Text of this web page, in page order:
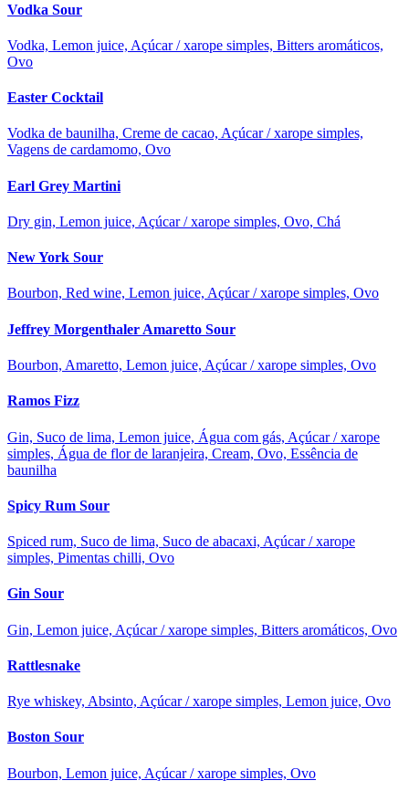
Vodka Sour
Vodka, Lemon juice, Açúcar / xarope simples, Bitters aromáticos,
Ovo
Easter Cocktail
Vodka de baunilha, Creme de cacao, Açúcar / xarope simples,
Vagens de cardamomo, Ovo
Earl Grey Martini
Dry gin, Lemon juice, Açúcar / xarope simples, Ovo, Chá
New York Sour
Bourbon, Red wine, Lemon juice, Açúcar / xarope simples, Ovo
Jeffrey Morgenthaler Amaretto Sour
Bourbon, Amaretto, Lemon juice, Açúcar / xarope simples, Ovo
Ramos Fizz
Gin, Suco de lima, Lemon juice, Água com gás, Açúcar / xarope
simples, Água de flor de laranjeira, Cream, Ovo, Essência de
baunilha
Spicy Rum Sour
Spiced rum, Suco de lima, Suco de abacaxi, Açúcar / xarope
simples, Pimentas chilli, Ovo
Gin Sour
Gin, Lemon juice, Açúcar / xarope simples, Bitters aromáticos, Ovo
Rattlesnake
Rye whiskey, Absinto, Açúcar / xarope simples, Lemon juice, Ovo
Boston Sour
Bourbon, Lemon juice, Açúcar / xarope simples, Ovo